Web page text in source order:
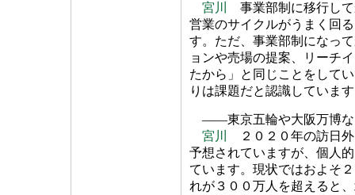
宮川
事業部制に移行して
営業のサイクルがうまく回
す。ただ、事業部制になっ
ョンや売場の提案、リーチ
たから」と同じことをして
りは課題だと認識していま
――東京五輪や大阪万博な
宮川
２０２０年の訪日外
予想されていますが、個人
ています。現状ではおよそ
れが３００万人を超えると